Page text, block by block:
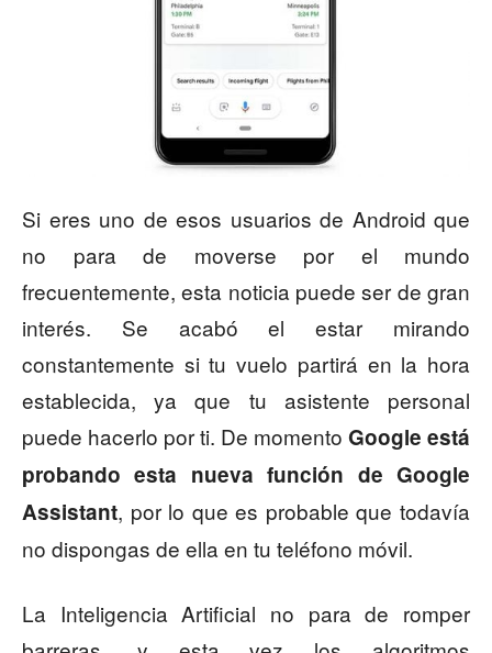
Si eres uno de esos usuarios de Android que
no para de moverse por el mundo
frecuentemente, esta noticia puede ser de gran
interés. Se acabó el estar mirando
constantemente si tu vuelo partirá en la hora
establecida, ya que tu asistente personal
puede hacerlo por ti. De momento Google está
probando esta nueva función de Google
Assistant, por lo que es probable que todavía
no dispongas de ella en tu teléfono móvil.
La Inteligencia Artificial no para de romper